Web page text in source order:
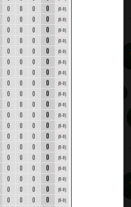
0 0 0 0 (0-0)
0 0 0 0 (0-0)
0 0 0 0 (0-0)
0 0 0 0 (0-0)
0 0 0 0 (0-0)
0 0 0 0 (0-0)
0 0 0 0 (0-0)
0 0 0 0 (0-0)
0 0 0 0 (0-0)
0 0 0 0 (0-0)
0 0 0 0 (0-0)
0 0 0 0 (0-0)
0 0 0 0 (0-0)
0 0 0 0 (0-0)
0 0 0 0 (0-0)
0 0 0 0 (0-0)
0 0 0 0 (0-0)
0 0 0 0 (0-0)
0 0 0 0 (0-0)